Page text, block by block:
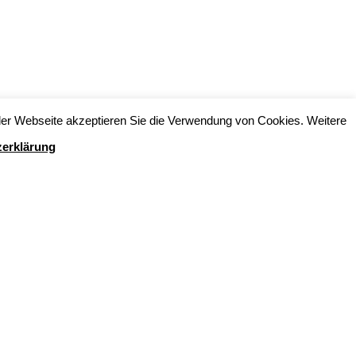
Webseite akzeptieren Sie die Verwendung von Cookies. Weitere